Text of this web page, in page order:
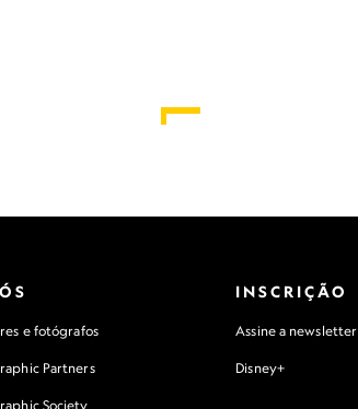
e fotógrafos
Partners
Society
INSCRIÇÃO
Assine a newsletter
Disney+